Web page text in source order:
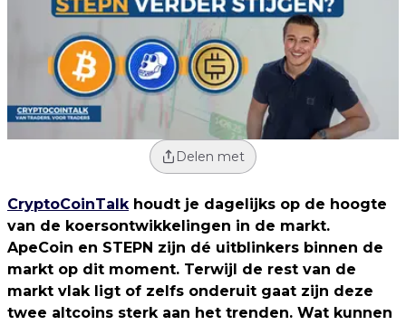
Delen met
CryptoCoinTalkhoudt je dagelijks op de hoogte
van de koersontwikkelingen in de markt.
ApeCoin en STEPN zijn dé uitblinkers binnen de
markt op dit moment. Terwijl de rest van de
markt vlak ligt of zelfs onderuit gaat zijn deze
twee altcoins sterk aan het trenden. Wat kunnen